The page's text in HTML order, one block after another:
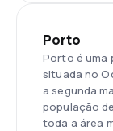
Porto
Porto é uma
situada no
a segunda
população
toda a área